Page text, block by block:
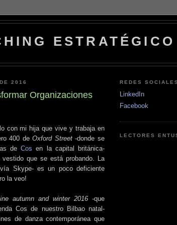
ESTRATÉGICO
2016
Organizaciones
con mi hija que vive y trabaja en
400 deOxford Street-donde se
deCos en la capital británica-
que se está probando. La
Skype- es un poco deficiente
la veo!
autumn and winter 2016 -que
Cos de nuestro Bilbao natal-
de danza contemporánea que
REDES SOCIALES
LinkedIn
Facebook
LECTORES